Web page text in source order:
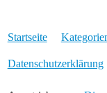
Startseite
Datenschutzerklärung